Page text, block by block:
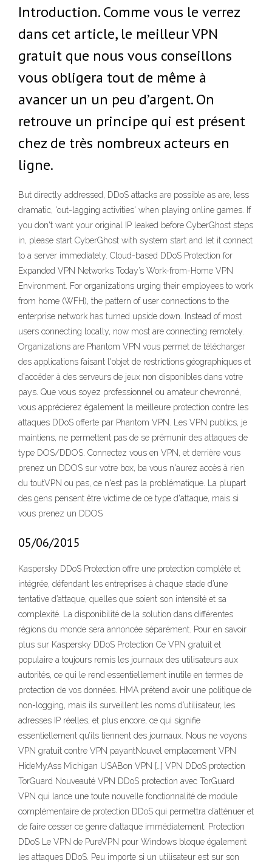
Introduction. Comme vous le verrez
dans cet article, le meilleur VPN
gratuit que nous vous conseillons
vous obligera tout de même à
avancer un un peu d’argent. On
retrouve un principe qui est présent
chez de très nombreux acteurs en
ligne.
But directly addressed, DDoS attacks are possible as are, less
dramatic, 'out-lagging activities' when playing online games. If
you don't want your original IP leaked before CyberGhost steps
in, please start CyberGhost with system start and let it connect
to a server immediately. Cloud-based DDoS Protection for
Expanded VPN Networks Today’s Work-from-Home VPN
Environment. For organizations urging their employees to work
from home (WFH), the pattern of user connections to the
enterprise network has turned upside down. Instead of most
users connecting locally, now most are connecting remotely.
Organizations are Phantom VPN vous permet de télécharger
des applications faisant l'objet de restrictions géographiques et
d'accéder à des serveurs de jeux non disponibles dans votre
pays. Que vous soyez professionnel ou amateur chevronné,
vous apprécierez également la meilleure protection contre les
attaques DDoS offerte par Phantom VPN. Les VPN publics, je
maintiens, ne permettent pas de se prémunir des attaques de
type DOS/DDOS. Connectez vous en VPN, et derrière vous
prenez un DDOS sur votre box, ba vous n'aurez accès à rien
du toutVPN ou pas, ce n'est pas la problématique. La plupart
des gens pensent être victime de ce type d'attaque, mais si
vous prenez un DDOS
05/06/2015
Kaspersky DDoS Protection offre une protection complète et
intégrée, défendant les entreprises à chaque stade d’une
tentative d’attaque, quelles que soient son intensité et sa
complexité. La disponibilité de la solution dans différentes
régions du monde sera annoncée séparément. Pour en savoir
plus sur Kaspersky DDoS Protection Ce VPN gratuit et
populaire a toujours remis les journaux des utilisateurs aux
autorités, ce qui le rend essentiellement inutile en termes de
protection de vos données. HMA prétend avoir une politique de
non-logging, mais ils surveillent les noms d’utilisateur, les
adresses IP réelles, et plus encore, ce qui signifie
essentiellement qu’ils tiennent des journaux. Nous ne voyons
VPN gratuit contre VPN payantNouvel emplacement VPN
HideMyAss Michigan USABon VPN […] VPN DDoS protection
TorGuard Nouveauté VPN DDoS protection avec TorGuard
VPN qui lance une toute nouvelle fonctionnalité de module
complémentaire de protection DDoS qui permettra d’atténuer et
de faire cesser ce genre d’attaque immédiatement. Protection
DDoS Le VPN de PureVPN pour Windows bloque également
les attaques DDoS. Peu importe si un utilisateur est sur son